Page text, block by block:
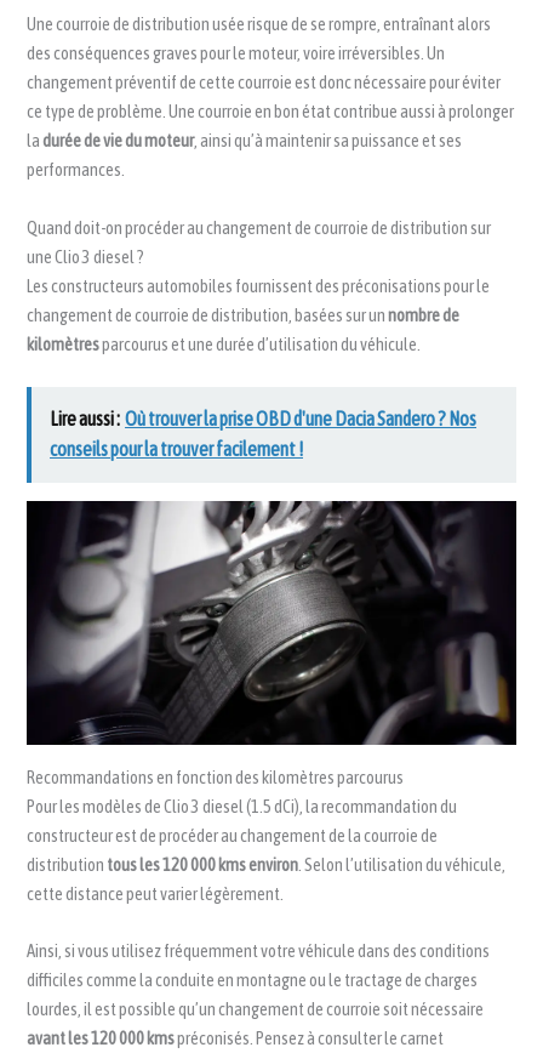
Une courroie de distribution usée risque de se rompre, entraînant alors
des conséquences graves pour le moteur, voire irréversibles. Un
changement préventif de cette courroie est donc nécessaire pour éviter
ce type de problème. Une courroie en bon état contribue aussi à prolonger
ladurée de vie du moteur, ainsi qu’à maintenir sa puissance et ses
performances.
Quand doit-on procéder au changement de courroie de distribution sur
une Clio 3 diesel ?
Les constructeurs automobiles fournissent des préconisations pour le
changement de courroie de distribution, basées sur unnombre de
kilomètresparcourus et une durée d’utilisation du véhicule.
Lire aussi : Où trouver la prise OBD d'une Dacia Sandero ? Nos
conseils pour la trouver facilement !
Recommandations en fonction des kilomètres parcourus
Pour les modèles de Clio 3 diesel (1.5 dCi), la recommandation du
constructeur est de procéder au changement de la courroie de
distribution tous les 120 000 kms environ . Selon l’utilisation du véhicule,
cette distance peut varier légèrement.
Ainsi, si vous utilisez fréquemment votre véhicule dans des conditions
difficiles comme la conduite en montagne ou le tractage de charges
lourdes, il est possible qu’un changement de courroie soit nécessaire
avant les 120 000 kmspréconisés. Pensez à consulter le carnet